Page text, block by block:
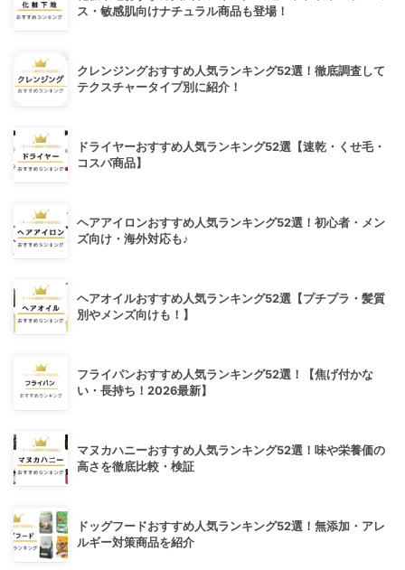
ス・敏感肌向けナチュラル商品も登場！
クレンジングおすすめ人気ランキング52選！徹底調査して
テクスチャータイプ別に紹介！
ドライヤーおすすめ人気ランキング52選【速乾・くせ毛・
コスパ商品】
ヘアアイロンおすすめ人気ランキング52選！初心者・メン
ズ向け・海外対応も♪
ヘアオイルおすすめ人気ランキング52選【プチプラ・髪質
別やメンズ向けも！】
フライパンおすすめ人気ランキング52選！【焦げ付かな
い・長持ち！2026最新】
マヌカハニーおすすめ人気ランキング52選！味や栄養価の
高さを徹底比較・検証
ドッグフードおすすめ人気ランキング52選！無添加・アレ
ルギー対策商品を紹介